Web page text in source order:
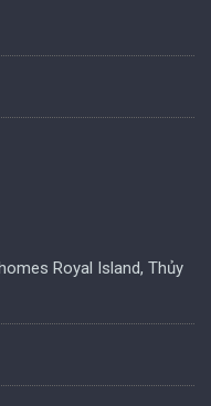
Royal Island, Thủy